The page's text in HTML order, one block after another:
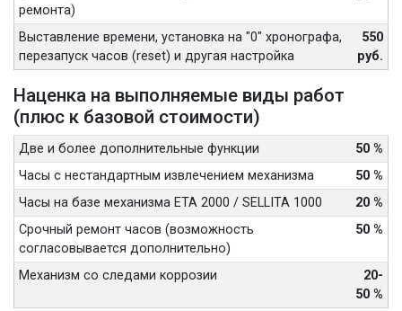
ремонта)
Выставление времени, установка на "0" хронографа,
перезапуск часов (reset) и другая настройка
550
руб.
Наценка на выполняемые виды работ
(плюс к базовой стоимости)
Две и более дополнительные функции
50 %
Часы с нестандартным извлечением механизма
50 %
Часы на базе механизма ETA 2000 / SELLITA 1000
20 %
Срочный ремонт часов (возможность
согласовывается дополнительно)
50 %
Механизм со следами коррозии
20-
50 %